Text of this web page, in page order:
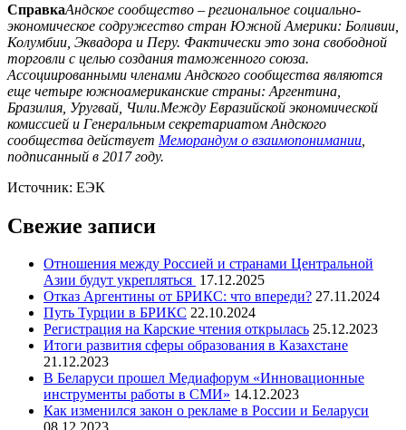
СправкаАндское сообщество – региональное социально-
экономическое содружество стран Южной Америки: Боливии,
Колумбии, Эквадора и Перу. Фактически это зона свободной
торговли с целью создания таможенного союза.
Ассоциированными членами Андского сообщества являются
еще четыре южноамериканские страны: Аргентина,
Бразилия, Уругвай, Чили.Между Евразийской экономической
комиссией и Генеральным секретариатом Андского
сообщества действует Меморандум о взаимопонимании
подписанный в 2017 году.
Источник: ЕЭК
Свежие записи
Отношения между Россией и странами Центральной
Азии будут укрепляться 17.12.2025
Отказ Аргентины от БРИКС: что впереди? 27.11.2024
Путь Турции в БРИКС 22.10.2024
Регистрация на Карские чтения открылась 25.12.2023
Итоги развития сферы образования в Казахстане
21.12.2023
В Беларуси прошел Медиафорум «Инновационные
инструменты работы в СМИ» 14.12.2023
Как изменился закон о рекламе в России и Беларуси